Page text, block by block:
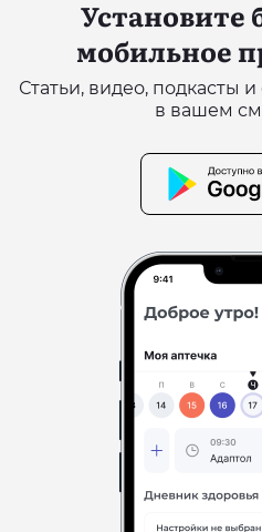
Установите
мобильное
Статьи, видео, подкасты
в вашем